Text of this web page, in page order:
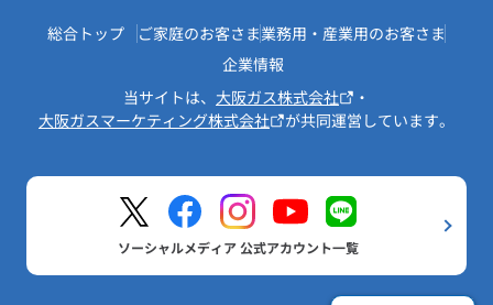
総合トップ ご家庭のお客さま業務用・産業用のお客さま
企業情報
当サイトは、 大阪ガス株式会社
・
大阪ガスマーケティング株式会社
が共同運営しています。
ソーシャルメディア 公式アカウント一覧